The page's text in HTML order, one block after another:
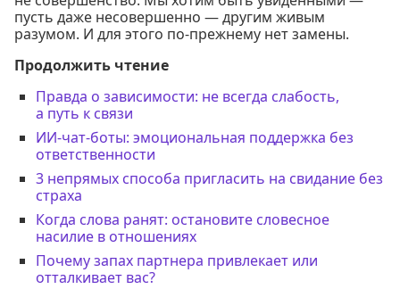
пусть даже несовершенно — другим живым
разумом. И для этого по-прежнему нет замены.
Продолжить чтение
Правда о зависимости: не всегда слабость,
а путь к связи
ИИ-чат-боты: эмоциональная поддержка без
ответственности
3 непрямых способа пригласить на свидание без
страха
Когда слова ранят: остановите словесное
насилие в отношениях
Почему запах партнера привлекает или
отталкивает вас?